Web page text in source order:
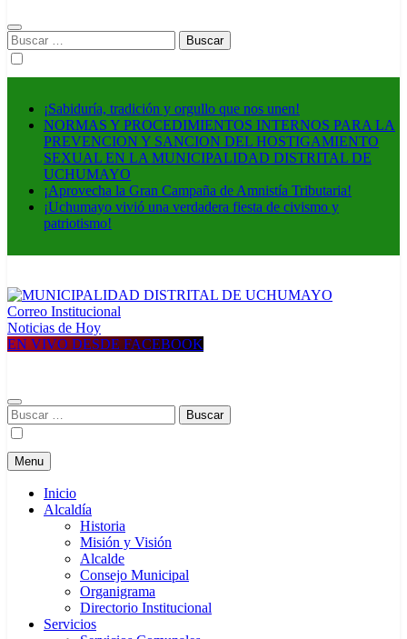
Buscar:
¡Sabiduría, tradición y orgullo que nos unen!
NORMAS Y PROCEDIMIENTOS INTERNOS PARA LA
PREVENCION Y SANCION DEL HOSTIGAMIENTO
SEXUAL EN LA MUNICIPALIDAD DISTRITAL DE
UCHUMAYO
¡Aprovecha la Gran Campaña de Amnistía Tributaria!
¡Uchumayo vivió una verdadera fiesta de civismo y
patriotismo!
MUNICIPALIDAD DISTRITAL DE UCHUMAYO
Construyendo una nueva Historia
Correo Institucional
Noticias de Hoy
EN VIVO DESDE FACEBOOK
Buscar:
Menu
Inicio
Alcaldía
Historia
Misión y Visión
Alcalde
Consejo Municipal
Organigrama
Directorio Institucional
Servicios